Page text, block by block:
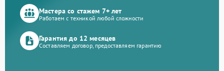
Мастера со стажем 7+ лет
Работаем с техникой любой сложности
Гарантия до 12 месяцев
Составляем договор, предоставляем гарантию